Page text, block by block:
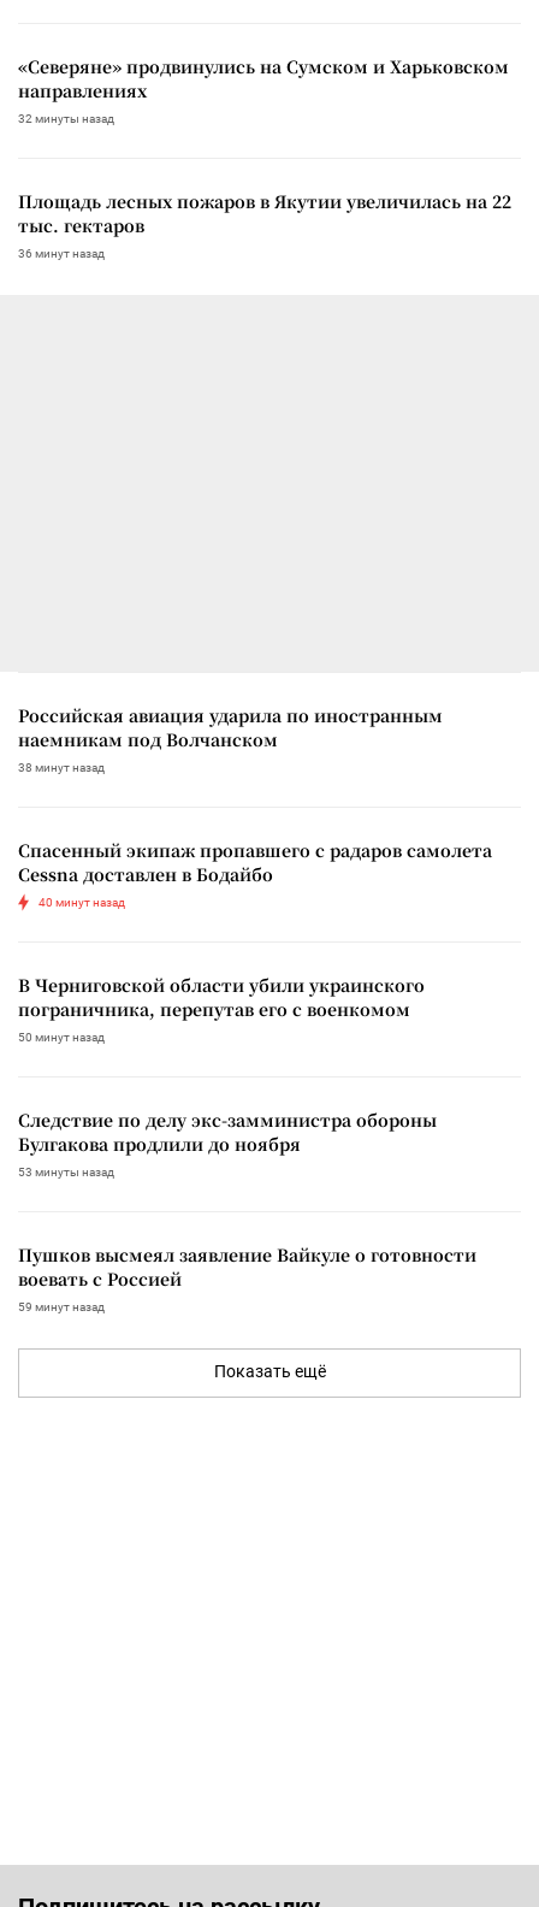
«Северяне» продвинулись на Сумском и Харьковском
направлениях
32 минуты назад
Площадь лесных пожаров в Якутии увеличилась на 22
тыс. гектаров
36 минут назад
Российская авиация ударила по иностранным
наемникам под Волчанском
38 минут назад
Спасенный экипаж пропавшего с радаров самолета
Cessna доставлен в Бодайбо
40 минут назад
В Черниговской области убили украинского
пограничника, перепутав его с военкомом
50 минут назад
Следствие по делу экс-замминистра обороны
Булгакова продлили до ноября
53 минуты назад
Пушков высмеял заявление Вайкуле о готовности
воевать с Россией
59 минут назад
Показать ещё